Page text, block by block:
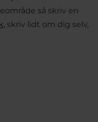
så skriv en
, skriv lidt om dig selv,